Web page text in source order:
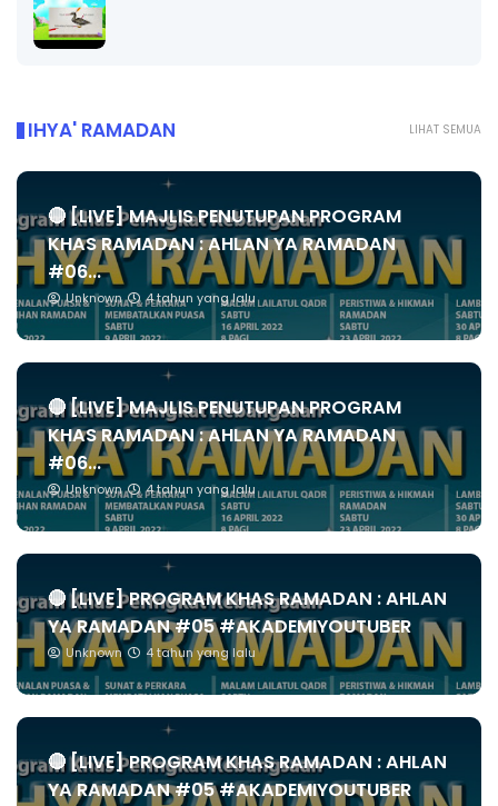
LIHAT SEMUA
IHYA' RAMADAN
🔴 [LIVE] MAJLIS PENUTUPAN PROGRAM
KHAS RAMADAN : AHLAN YA RAMADAN
#06...
Unknown 4 tahun yang lalu
🔴 [LIVE] MAJLIS PENUTUPAN PROGRAM
KHAS RAMADAN : AHLAN YA RAMADAN
#06...
Unknown 4 tahun yang lalu
🔴 [LIVE] PROGRAM KHAS RAMADAN : AHLAN
YA RAMADAN #05 #AKADEMIYOUTUBER
Unknown 4 tahun yang lalu
🔴 [LIVE] PROGRAM KHAS RAMADAN : AHLAN
YA RAMADAN #05 #AKADEMIYOUTUBER